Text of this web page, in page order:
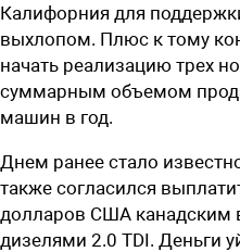
Калифорния для
выхлопом. Плюс к тому
начать реализацию трех
суммарным объемом
машин в год.
Днем ранее стало
также согласился
долларов США канадским
дизелями 2.0 TDI. Деньги